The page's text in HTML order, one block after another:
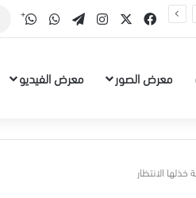
فيسبوك انستقرام
تيلقرامواتسابقناة
معرض الصور معرض الفيديو
الانتظار